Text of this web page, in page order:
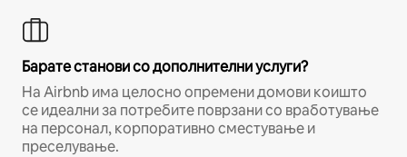
Барате станови со дополнителни услуги?
На Airbnb има целосно опремени домови коишто
се идеални за потребите поврзани со вработување
на персонал, корпоративно сместување и
преселување.